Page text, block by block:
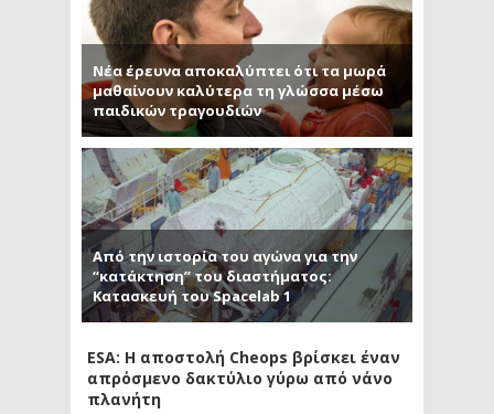
Νέα έρευνα αποκαλύπτει ότι τα μωρά
μαθαίνουν καλύτερα τη γλώσσα μέσω
παιδικών τραγουδιών
Από την ιστορία του αγώνα για την
“κατάκτηση” του διαστήματος:
Κατασκευή του Spacelab 1
ESA: Η αποστολή Cheops βρίσκει έναν
απρόσμενο δακτύλιο γύρω από νάνο
πλανήτη